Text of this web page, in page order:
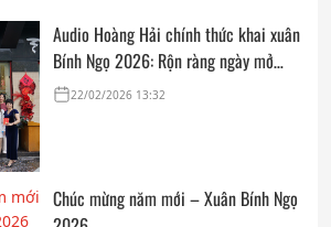
Audio Hoàng Hải chính thức khai xuân
Bính Ngọ 2026: Rộn ràng ngày mở
cửa, trọn vẹn lời chúc đầu năm
22/02/2026 13:32
Chúc mừng năm mới – Xuân Bính Ngọ